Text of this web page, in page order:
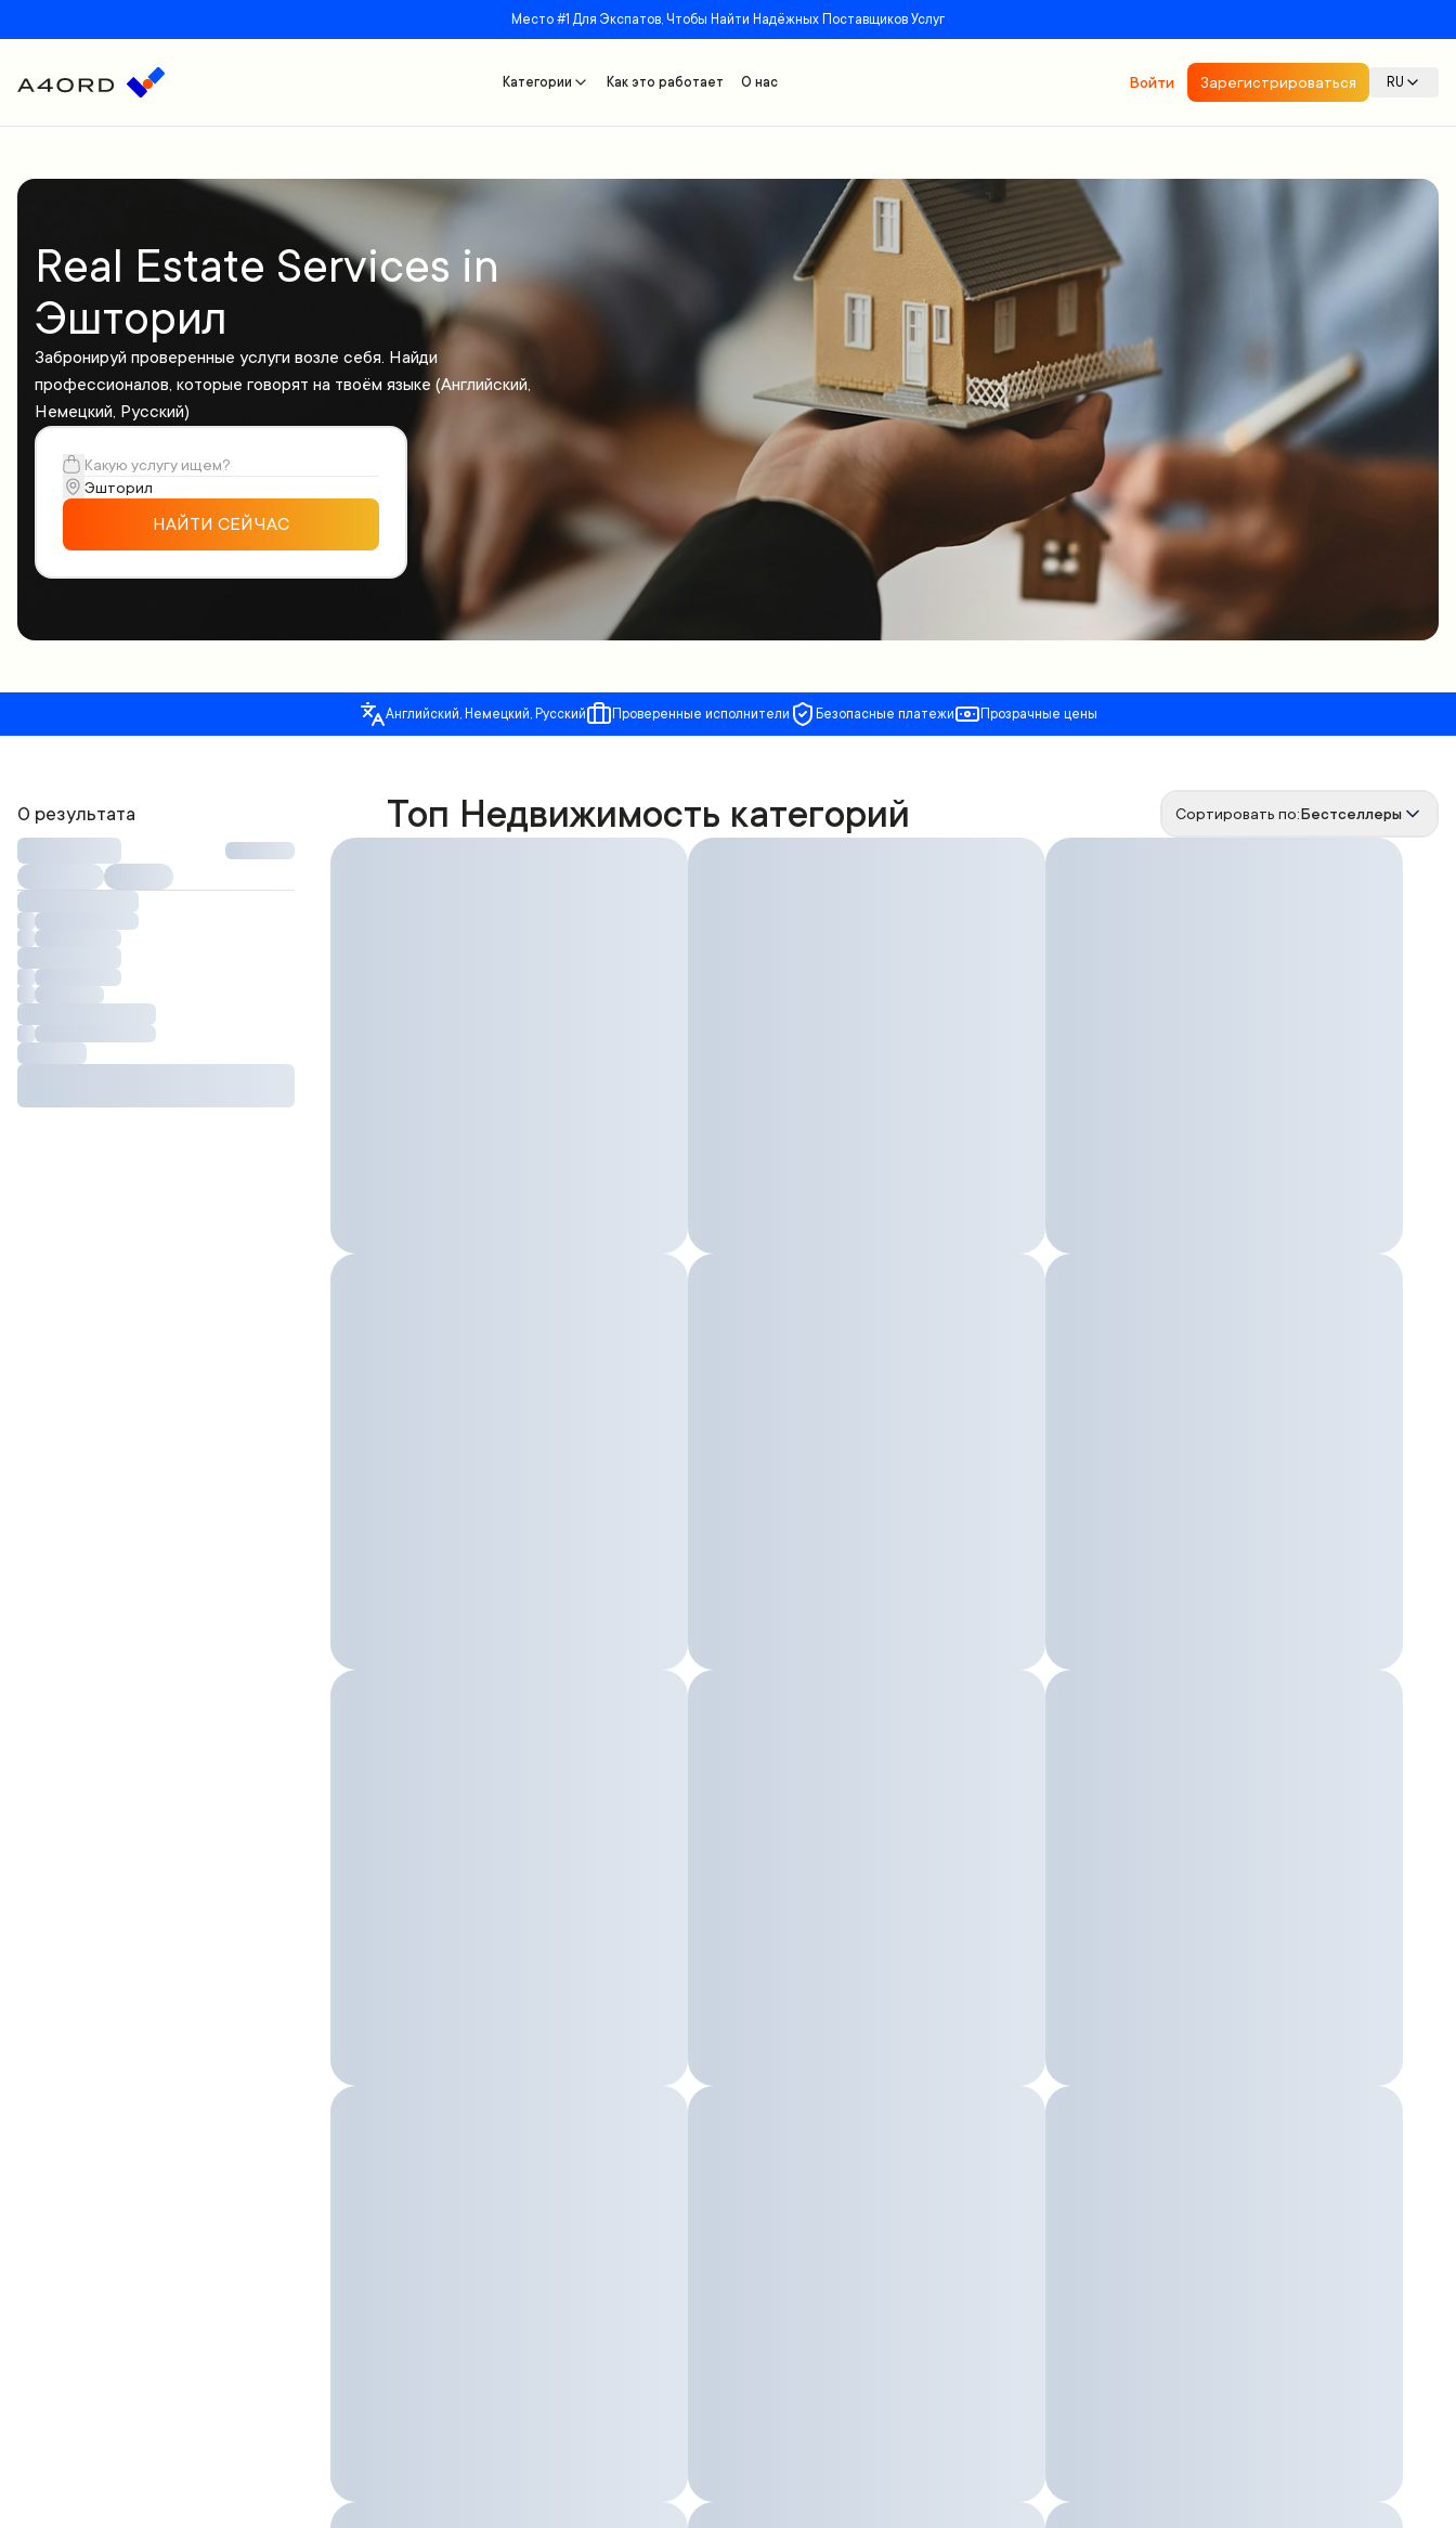
Место #1 Для Экспатов, Чтобы Найти Надёжных Поставщиков Услуг
Категории Как это работает О нас Войти Зарегистрироваться RU
Real Estate Services in
Эшторил
Забронируй проверенные услуги возле себя. Найди
профессионалов, которые говорят на твоём языке (Английский,
Немецкий, Русский)
НАЙТИ СЕЙЧАС
Английский, Немецкий, Русский Проверенные исполнители Безопасные платежи Прозрачные цены
0 результата Топ Недвижимость категорий Сортировать по:Бестселлеры